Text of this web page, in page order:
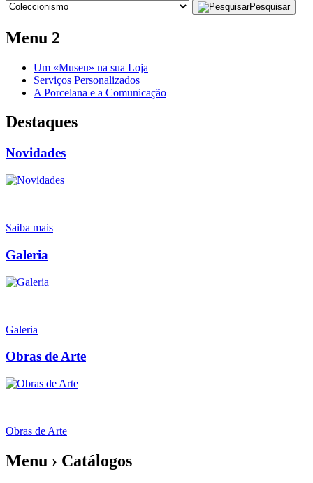
Pesquisar
Menu 2
Um «Museu» na sua Loja
Serviços Personalizados
A Porcelana e a Comunicação
Destaques
Novidades
Saiba mais
Galeria
Galeria
Obras de Arte
Obras de Arte
Menu › Catálogos